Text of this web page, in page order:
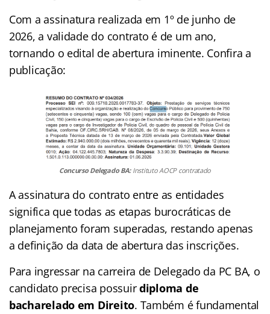
Com a assinatura realizada em 1º de junho de
2026, a validade do contrato é de um ano,
tornando o edital de abertura iminente. Confira a
publicação:
Concurso Delegado BA:Instituto AOCP contratado
A assinatura do contrato entre as entidades
significa que todas as etapas burocráticas de
planejamento foram superadas, restando apenas
a definição da data de abertura das inscrições.
Para ingressar na carreira de Delegado da PC BA, o
candidato precisa possuirdiploma de
bacharelado em Direito. Também é fundamental